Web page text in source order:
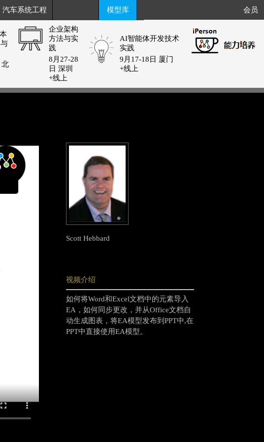
汽车系统工程 模型库 会员
北
企业架构
方法与实
践
8月27-28
日 深圳
+线上
AI智能体开发技术
实践
9月17-18日 厦门
+线上
Scott Hebbard
视频介绍
如何将Word和Excel文档中的元素导入
EA，如何同步更改，并从Office文档自
动生成图表，将EA模型发布到PPT中,在
PPT中直接使用EA模型。